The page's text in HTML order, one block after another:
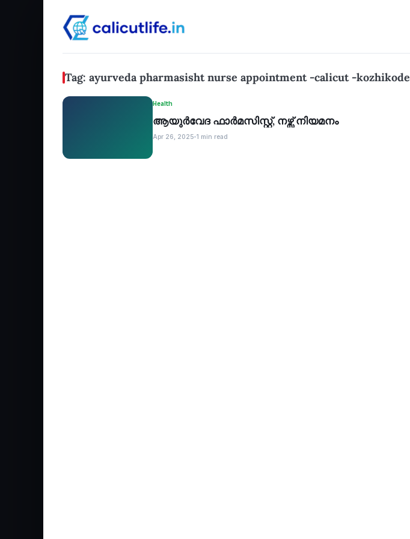
Tag: ayurveda pharmasisht nurse appointment -calicut -kozhikode
Health
ആയുര്‍വേദ ഫാര്‍മസിസ്റ്റ്, നഴ്സ് നിയമനം
Apr 26, 2025 1 min read